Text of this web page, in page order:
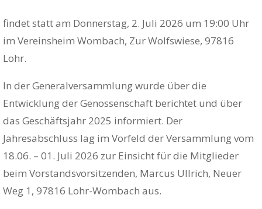
findet statt am Donnerstag, 2. Juli 2026 um 19:00 Uhr
im Vereinsheim Wombach, Zur Wolfswiese, 97816
Lohr.
In der Generalversammlung wurde über die
Entwicklung der Genossenschaft berichtet und über
das Geschäftsjahr 2025 informiert. Der
Jahresabschluss lag im Vorfeld der Versammlung vom
18.06. – 01. Juli 2026 zur Einsicht für die Mitglieder
beim Vorstandsvorsitzenden, Marcus Ullrich, Neuer
Weg 1, 97816 Lohr-Wombach aus.